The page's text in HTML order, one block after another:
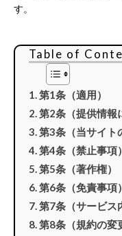
す。
Table of
第1条（適用）
第2条（提供情報
第3条（当サイト
第4条（禁止事項）
第5条（著作権）
第6条（免責事項）
第7条（サービス
第8条（規約の変